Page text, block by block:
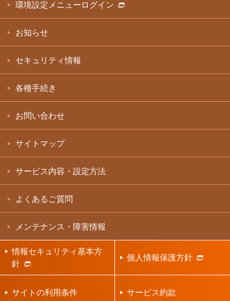
環境設定メニューログイン
お知らせ
セキュリティ情報
各種手続き
お問い合わせ
サイトマップ
サービス内容・設定方法
よくあるご質問
メンテナンス・障害情報
情報セキュリティ基本方
針
個人情報保護方針
サイトの利用条件 サービス約款